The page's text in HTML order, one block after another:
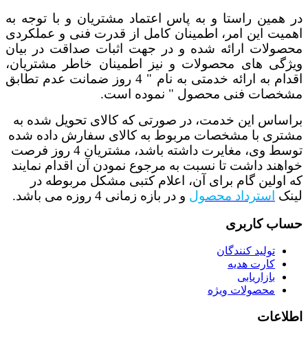
در همین راستا و به پاس اعتماد مشتریان و با توجه به
اهمیت این امر، اطمینان کامل از قدرت فنی و عملکردی
محصولات ارائه شده و در جهت اثبات صداقت در بیان
ویژگی های محصولات و نیز اطمینان خاطر مشتریان،
اقدام به ارائه خدمتی به نام " 4 روز ضمانت عدم تطابق
مشخصات فنی محصول " نموده است.
براساس این خدمت، در صورتی که کالای تحویل شده به
مشتری با مشخصات مربوط به کالای سفارش داده شده
توسط وی، مغایرت داشته باشد، مشتریان 4 روز فرصت
خواهند داشت تا نسبت به مرجوع نمودن آن اقدام نمایند
که اولین گام برای آن، اعلام کتبی مشکل مربوطه در
لینک استرداد محصول و در بازه زمانی 4 روزه
می باشد.
حساب کاربری
تولید کنندگان
کارت هدیه
بازاریابی
محصولات ویژه
اطلاعات